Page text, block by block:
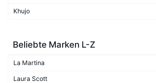
Khujo
Beliebte Marken L-Z
La Martina
Laura Scott